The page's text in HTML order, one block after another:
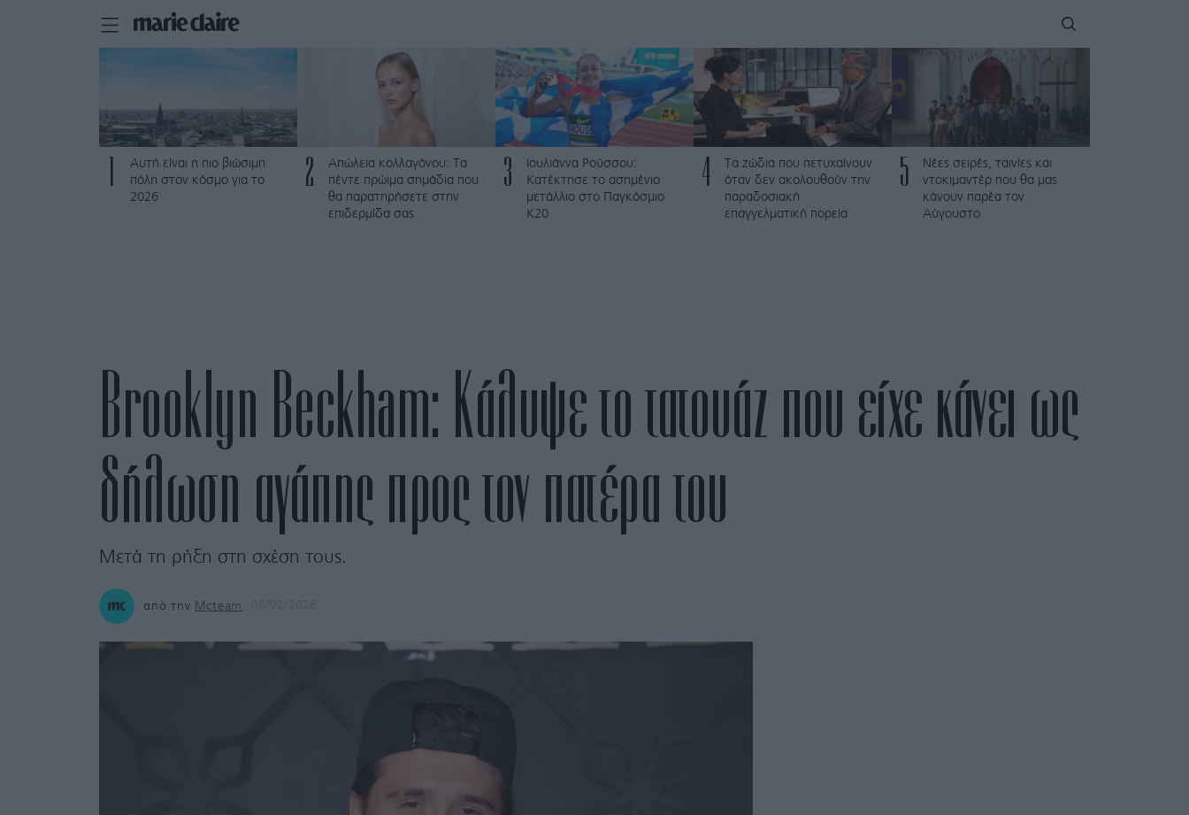
Αυτή είναι η πιο βιώσιμη
πόλη στον κόσμο για το
2026
2
Απώλεια κολλαγόνου: Τα
πέντε πρώιμα σημάδια που
θα παρατηρήσετε στην
επιδερμίδα σας
3
Ιουλιάννα Ρούσσου:
Κατέκτησε το ασημένιο
μετάλλιο στο Παγκόσμιο
Κ20
4
Τα ζώδια που πετυχαίνουν
όταν δεν ακολουθούν την
παραδοσιακή
επαγγελματική πορεία
5
Νέες σειρές, ταινίες και
ντοκιμαντέρ που θα μας
κάνουν παρέα τον
Αύγουστο
Brooklyn Beckham: Κάλυψε το τατουάζ που είχε κάνει ως
δήλωση αγάπης προς τον πατέρα του
Μετά τη ρήξη στη σχέση τους.
από την Mcteam